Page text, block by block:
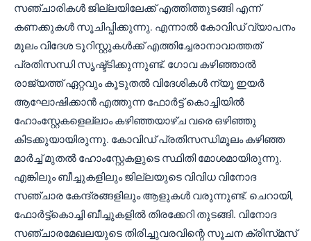
സഞ്ചാരികൾ ജില്ലയിലേക്ക് എത്തിത്തുടങ്ങി എന്ന്
കണക്കുകൾ സൂചിപ്പിക്കുന്നു. എന്നാൽ കോവിഡ് വ്യാപനം
മൂലം വിദേശ ടൂറിസ്റ്റുകൾക്ക് എത്തിച്ചേരാനാവാത്തത്‌
പ്രതിസന്ധി സൃഷ്ട്ടിക്കുന്നുണ്ട്. ഗോവ കഴിഞ്ഞാൽ
രാജ്യത്ത് ഏറ്റവും കൂടുതൽ വിദേശികൾ ന്യൂ ഇയർ
ആഘോഷിക്കാൻ എത്തുന്ന ഫോർട്ട് കൊച്ചിയിൽ
ഹോംസ്റ്റേകളെല്ലാം കഴിഞ്ഞയാഴ്ച വരെ ഒഴിഞ്ഞു
കിടക്കുയായിരുന്നു. കോവിഡ് പ്രതിസന്ധിമൂലം കഴിഞ്ഞ
മാർച്ച് മുതൽ ഹോംസ്റ്റേകളുടെ സ്ഥിതി മോശമായിരുന്നു.
എങ്കിലും ബീച്ചുകളിലും ജില്ലയുടെ വിവിധ വിനോദ
സഞ്ചാര കേന്ദ്രങ്ങളിലും ആളുകൾ വരുന്നുണ്ട്. ചെറായി,
ഫോർട്ട്കൊച്ചി ബീച്ചുകളിൽ തിരക്കേറി തുടങ്ങി. വിനോദ
സഞ്ചാരമേഖലയുടെ തിരിച്ചുവരവിന്റെ സൂചന ക്രിസ്‌മസ്‌